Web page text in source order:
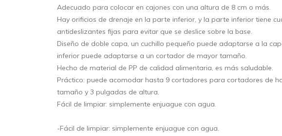
Adecuado para colocar en cajones con una altura de 8 cm o más.
Hay orificios de drenaje en la parte inferior, y la parte inferior tiene
antideslizantes fijas para evitar que se deslice sobre la base.
Diseño de doble capa, un cuchillo pequeño puede adaptarse a la
inferior puede adaptarse a un cortador de mayor tamaño.
Hecho de material de PP de calidad alimentaria, es más saludable.
Práctico: puede acomodar hasta 9 cortadores para cortadores de
tamaño y 3 pulgadas de altura.
Fácil de limpiar: simplemente enjuague con agua.
-Fácil de limpiar: simplemente enjuague con agua.